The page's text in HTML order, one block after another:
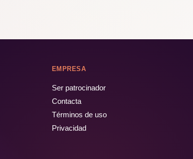
EMPRESA
Ser patrocinador
Contacta
Términos de uso
Privacidad